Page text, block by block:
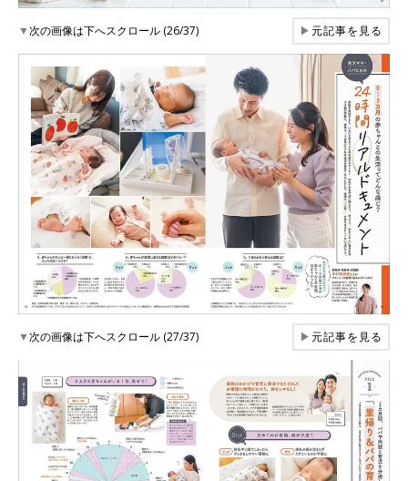
▼次の画像は下へスクロール (26/37) ▶元記事を見る
▼次の画像は下へスクロール (27/37) ▶元記事を見る